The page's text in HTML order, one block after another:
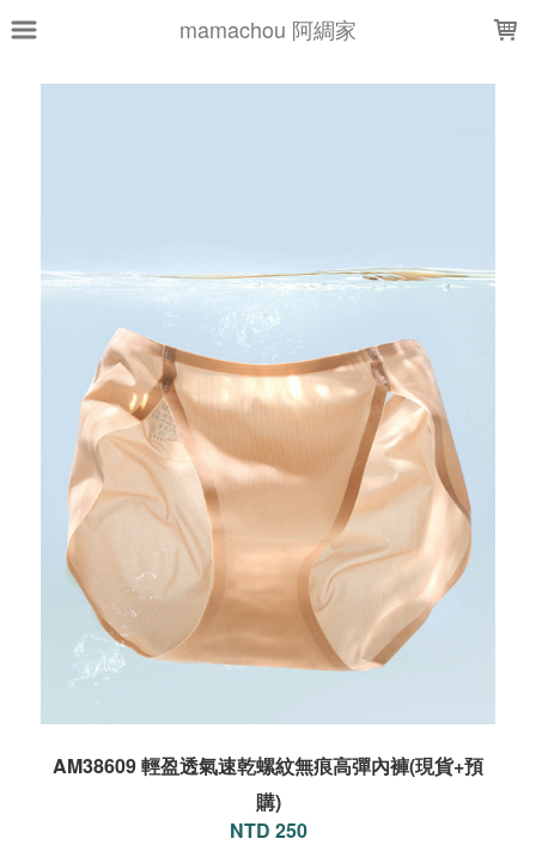
mamachou 阿綢家
AM38609 輕盈透氣速乾螺紋無痕高彈內褲(現貨+預
購)
NTD 250